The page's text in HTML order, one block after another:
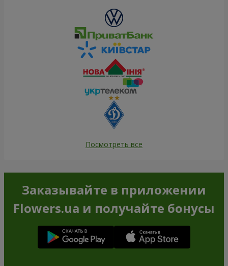
Посмотреть все
Заказывайте в приложении
Flowers.ua и получайте бонусы